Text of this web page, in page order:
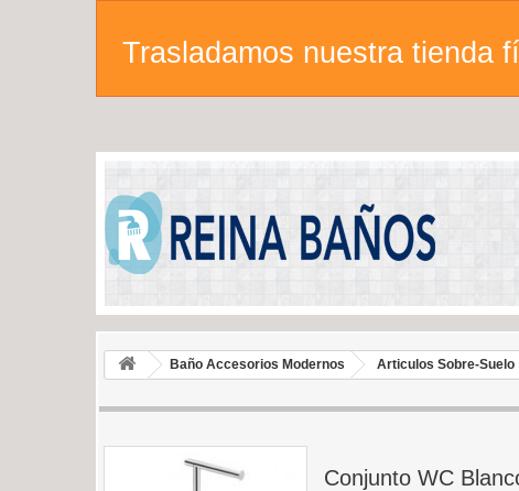
Trasladamos nuestra tienda
Baño Accesorios Modernos Articulos Sobre-Suelo
Conjunto WC